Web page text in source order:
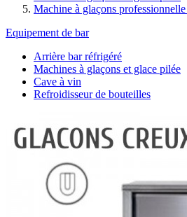
Machine à glaçons
Equipement de bar
Arrière bar réfrigéré
Machines à glaçons et glace pilée
Cave à vin
Refroidisseur de bouteilles